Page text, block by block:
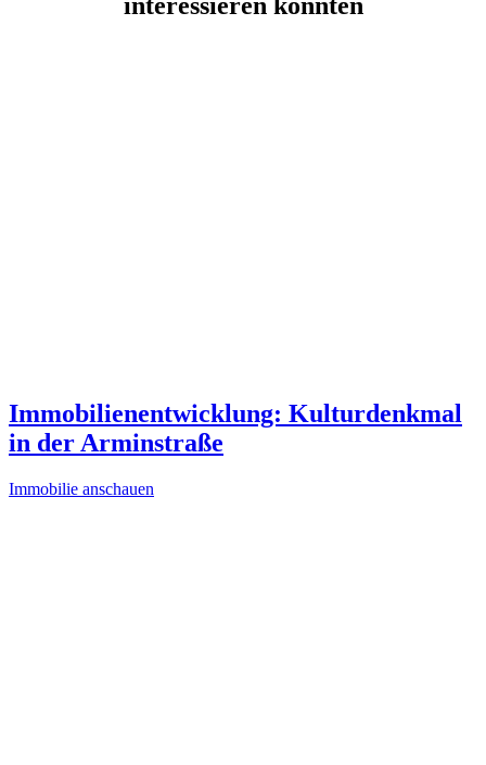
interessieren könnten
Immobilienentwicklung: Kulturdenkmal
in der Arminstraße
Immobilie anschauen